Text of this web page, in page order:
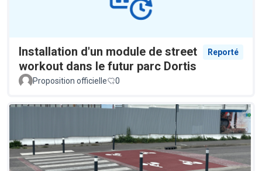
Installation d'un module de street
workout dans le futur parc Dortis
Reporté
Proposition officielle 0